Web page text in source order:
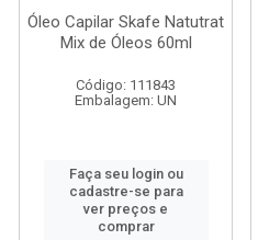
Óleo Capilar Skafe Natutrat
Mix de Óleos 60ml
Código: 111843
Embalagem: UN
Faça seu login ou
cadastre-se para
ver preços e
comprar